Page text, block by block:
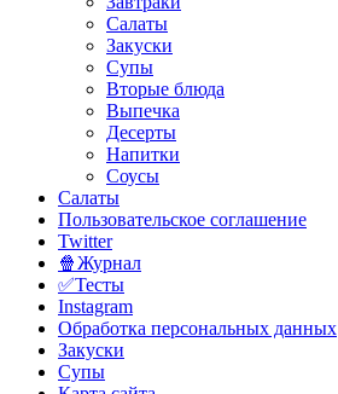
Салаты
Закуски
Супы
Вторые блюда
Выпечка
Десерты
Напитки
Соусы
Салаты
Пользовательское соглашение
Twitter
🍿Журнал
✅Тесты
Instagram
Обработка персональных данных
Закуски
Супы